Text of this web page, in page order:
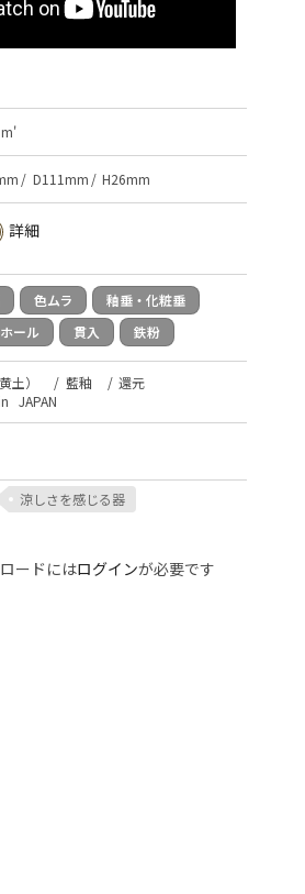
/ D111mm / H26mm
詳細
色ムラ
釉垂・化粧垂
ール
貫入 鉄粉
土） / 藍釉 / 還元
JAPAN
涼しさを感じる器
ードにはログインが必要です